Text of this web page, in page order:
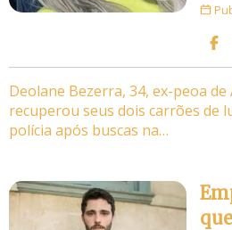
Deolane Bezerra, 34, ex-peoa de
recuperou seus dois carrões de
polícia após buscas na…